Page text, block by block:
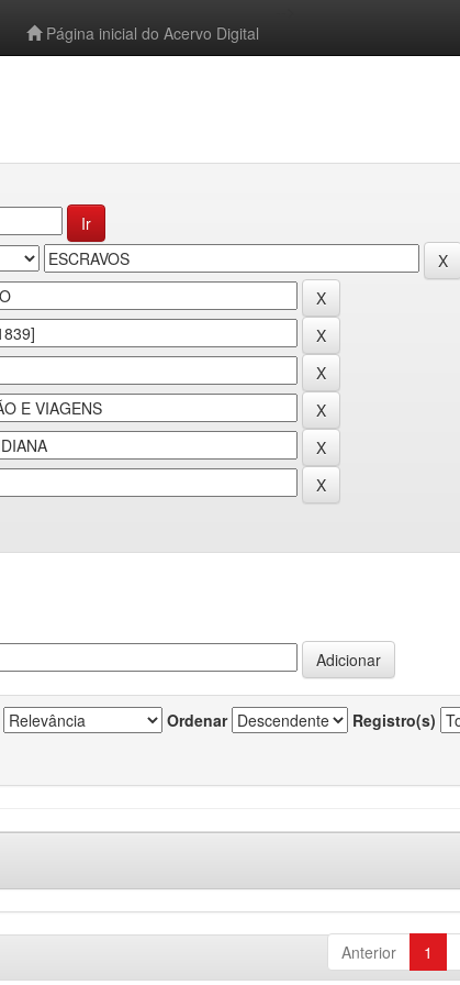
Página inicial do Acervo Digital
Ordenar Registro(s)
Anterior 1